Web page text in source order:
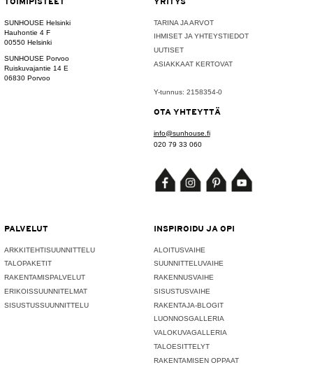
SUNHOUSE Helsinki
Hauhontie 4 F
00550 Helsinki
SUNHOUSE Porvoo
Ruiskuvajantie 14 E
06830 Porvoo
TARINA JA ARVOT
IHMISET JA YHTEYSTIEDOT
UUTISET
ASIAKKAAT KERTOVAT
Y-tunnus: 2158354-0
OTA YHTEYTTÄ
info@sunhouse.fi
020 79 33 060
PALVELUT
ARKKITEHTISUUNNITTELU
TALOPAKETIT
RAKENTAMISPALVELUT
ERIKOISSUUNNITELMAT
SISUSTUSSUUNNITTELU
INSPIROIDU JA OPI
ALOITUSVAIHE
SUUNNITTELUVAIHE
RAKENNUSVAIHE
SISUSTUSVAIHE
RAKENTAJA-BLOGIT
LUONNOSGALLERIA
VALOKUVAGALLERIA
TALOESITTELYT
RAKENTAMISEN OPPAAT